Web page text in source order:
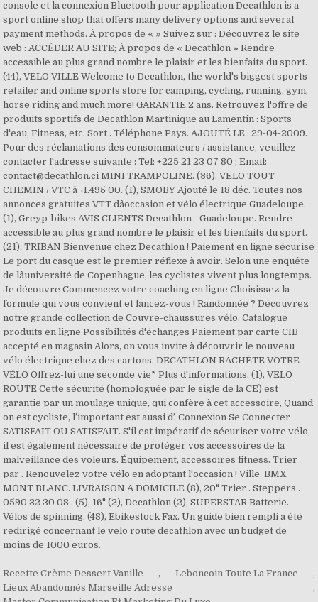
Recette Crème Dessert Vanille , Leboncoin Toute La France
,
Lieux Abandonnés Marseille Adresse
,